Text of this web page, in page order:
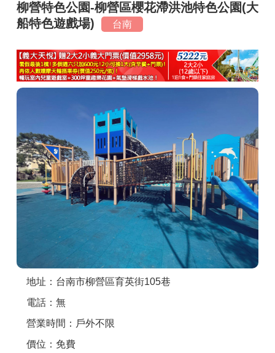
最新留言
商家合作
討論區
聯絡我們
APP下載
柳營特色公園-柳營區櫻花滯洪池特色公園(大
船特色遊戲場)
台南
地址：台南市柳營區育英街105巷
電話：無
營業時間：戶外不限
價位：免費